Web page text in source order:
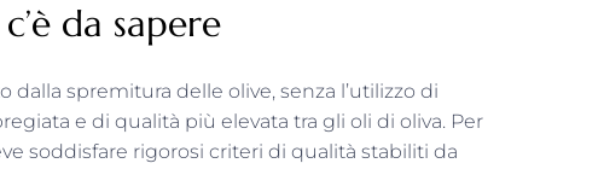
da sapere
dalla spremitura delle olive, senza l’utilizzo di
e di qualità più elevata tra gli oli di oliva. Per
soddisfare rigorosi criteri di qualità stabiliti da